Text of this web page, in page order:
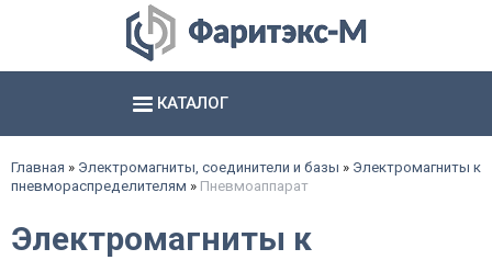
КАТАЛОГ
Главная » Электромагниты, соединители и базы » Электромагниты к
пневмораспределителям » Пневмоаппарат
Электромагниты к